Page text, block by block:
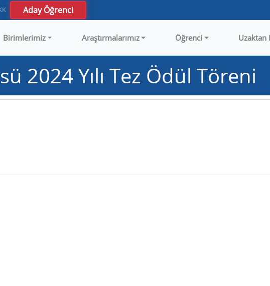
Aday Öğrenci
Birimlerimiz Araştırmalarımız Öğrenci Uzaktan
2024 Yılı Tez Ödül Töreni